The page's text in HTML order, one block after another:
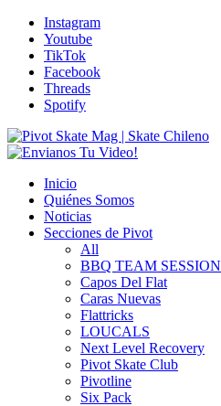
Instagram
Youtube
TikTok
Facebook
Threads
Spotify
Inicio
Quiénes Somos
Noticias
Secciones de Pivot
All
BBQ TEAM SESSION
Capos Del Flat
Caras Nuevas
Flattricks
LOUCALS
Next Level Recovery
Pivot Skate Club
Pivotline
Six Pack